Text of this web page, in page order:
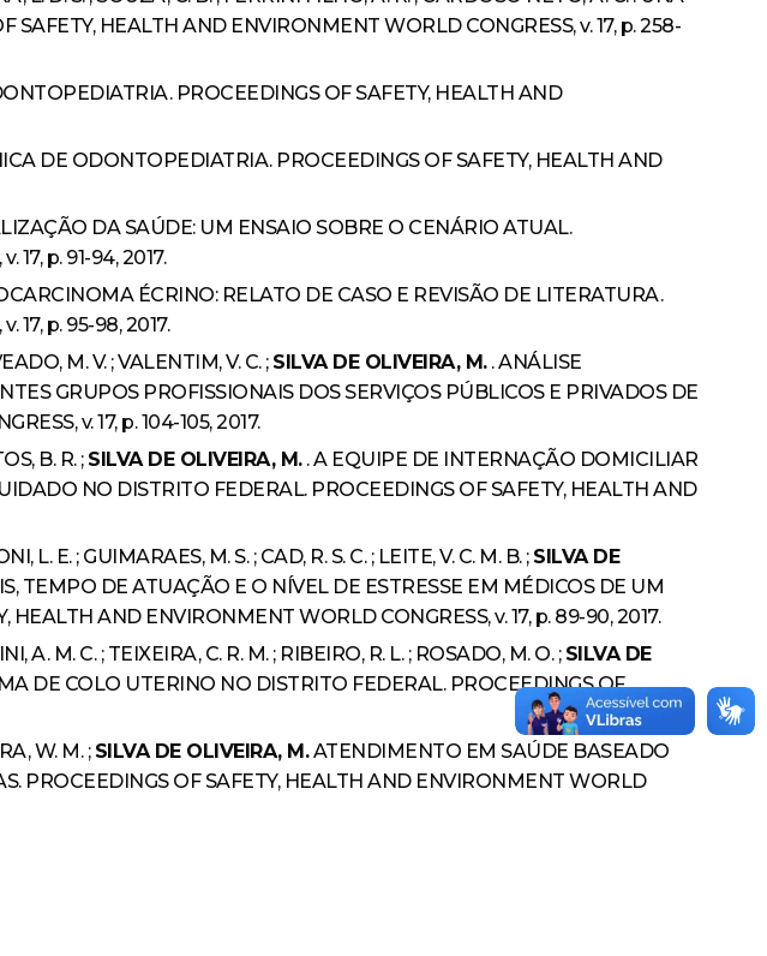
Online
HEALTH AND ENVIRONMENT WORLD CONGRESS, v. 17, p. 258-
PROCEEDINGS OF SAFETY, HEALTH AND
DE ODONTOPEDIATRIA. PROCEEDINGS OF SAFETY, HEALTH AND
DA SAÚDE: UM ENSAIO SOBRE O CENÁRIO ATUAL.
17, p. 91-94, 2017.
ÉCRINO: RELATO DE CASO E REVISÃO DE LITERATURA.
17, p. 95-98, 2017.
M. V. ; VALENTIM, V. C. ; SILVA DE OLIVEIRA, M.. ANÁLISE
GRUPOS PROFISSIONAIS DOS SERVIÇOS PÚBLICOS E PRIVADOS DE
v. 17, p. 104-105, 2017.
B. R. ; SILVA DE OLIVEIRA, M.. A EQUIPE DE INTERNAÇÃO DOMICILIAR
NO DISTRITO FEDERAL. PROCEEDINGS OF SAFETY, HEALTH AND
L. E. ; GUIMARAES, M. S. ; CAD, R. S. C. ; LEITE, V. C. M. B. ; SILVA DE
DE ATUAÇÃO E O NÍVEL DE ESTRESSE EM MÉDICOS DE UM
AND ENVIRONMENT WORLD CONGRESS, v. 17, p. 89-90, 2017.
A. M. C. ; TEIXEIRA, C. R. M. ; RIBEIRO, R. L. ; ROSADO, M. O. ; SILVA DE
DE COLO UTERINO NO DISTRITO FEDERAL. PROCEEDINGS OF
W. M. ; SILVA DE OLIVEIRA, M.ATENDIMENTO EM SAÚDE BASEADO
PROCEEDINGS OF SAFETY, HEALTH AND ENVIRONMENT WORLD